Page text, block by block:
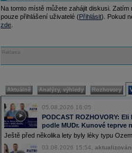
Na tomto místě můžete zahájit diskusi.
pouze přihlášení uživatelé (Přihlásit). Pokud
zde
Reklama
Aktuálně Analýzy, výhledy Rozhovory
05.08.2026 16:05
PODCAST ROZHOVORY:
podle MUDr. Kunové teprve
Ještě před několika lety byly léky typu
03.08.2026 15:54,